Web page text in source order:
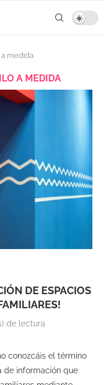
medida
A MEDIDA
DE ESPACIOS
de lectura
conozcáis el término
de información que